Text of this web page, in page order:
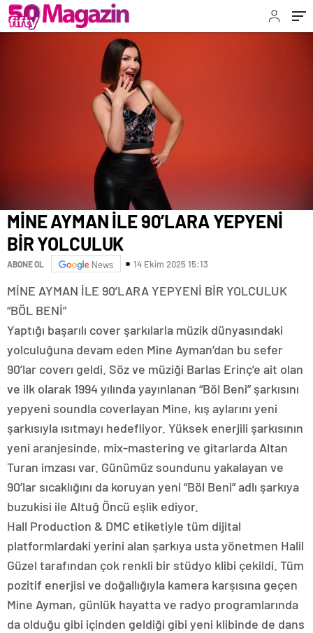
MİNE AYMAN İLE 90’LARA YEPYENİ
BİR YOLCULUK
ABONE OL News 14 Ekim 2025 15:13
MİNE AYMAN İLE 90’LARA YEPYENİ BİR YOLCULUK
“BÖL BENİ”
Yaptığı başarılı cover şarkılarla müzik dünyasındaki
yolculuğuna devam eden Mine Ayman’dan bu sefer
90’lar coverı geldi. Söz ve müziği Barlas Erinç’e ait olan
ve ilk olarak 1994 yılında yayınlanan “Böl Beni” şarkısını
yepyeni soundla coverlayan Mine, kış aylarını yeni
şarkısıyla ısıtmayı hedefliyor. Yüksek enerjili şarkısının
yeni aranjesinde, mix-mastering ve gitarlarda Altan
Turan imzası var. Günümüz soundunu yakalayan ve
90’lar sıcaklığını da koruyan yeni “Böl Beni” adlı şarkıya
buzukisi ile Altuğ Öncü eşlik ediyor.
Hall Production & DMC etiketiyle tüm dijital
platformlardaki yerini alan şarkıya usta yönetmen Halil
Güzel tarafından çok renkli bir stüdyo klibi çekildi. Tüm
pozitif enerjisi ve doğallığıyla kamera karşısına geçen
Mine Ayman, günlük hayatta ve radyo programlarında
da olduğu gibi içinden geldiği gibi yeni klibinde de dans